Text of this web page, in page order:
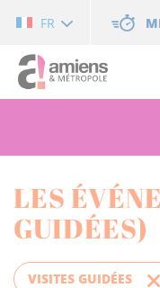
FR
LES
GUIDÉES)
VISITES GUIDÉES